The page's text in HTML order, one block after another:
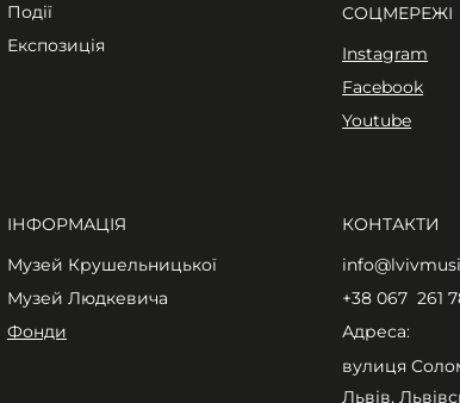
Події
Експозиція
СОЦМЕРЕЖІ
Instagram
Facebook
Youtube
ІНФОРМАЦІЯ
Музей Крушельницької
Музей Людкевича
Фонди
КОНТАКТИ
+38 067 261
Адреса:
вулиця
Львів,